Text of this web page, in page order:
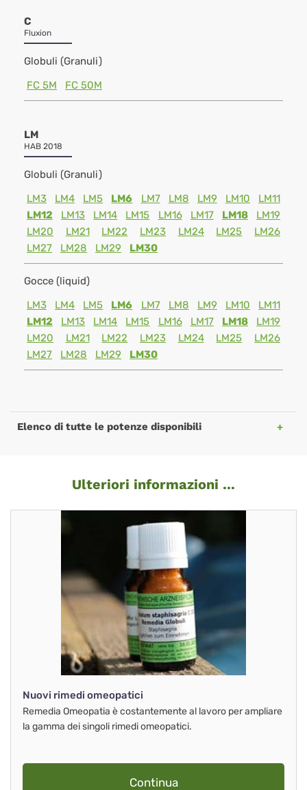
C
Fluxion
Globuli (Granuli)
FC 5M
FC 50M
LM
HAB 2018
Globuli (Granuli)
LM3
LM4 LM5 LM6 LM7 LM8 LM9 LM10
LM11
LM12
LM13 LM14 LM15 LM16 LM17 LM18
LM19
LM20
LM21 LM22 LM23 LM24 LM25
LM26
LM27
LM28 LM29 LM30
Gocce (liquid)
LM3
LM4 LM5 LM6 LM7 LM8 LM9 LM10
LM11
LM12
LM13 LM14 LM15 LM16 LM17 LM18
LM19
LM20
LM21 LM22 LM23 LM24 LM25
LM26
LM27
LM28 LM29 LM30
Elenco di tutte le potenze disponibili
Ulteriori informazioni ...
Nuovi rimedi omeopatici
Remedia Omeopatia è costantemente al lavoro per ampliare
la gamma dei singoli rimedi omeopatici.
Continua